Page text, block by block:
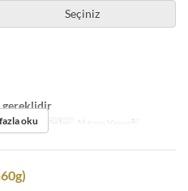
Seçiniz
gereklidir
Öğünler Akşam Yemeği
oku